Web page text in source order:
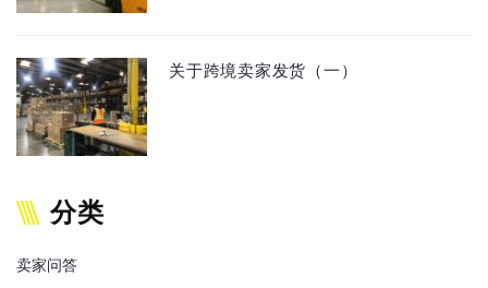
关于跨境卖家发货（一）
分类
卖家问答